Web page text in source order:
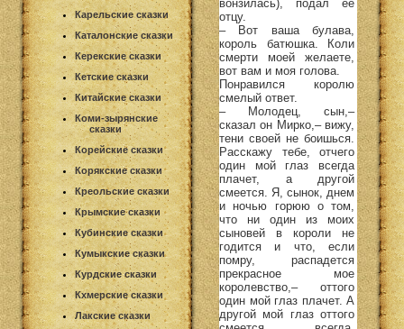
Карельские сказки
Каталонские сказки
Керекские сказки
Кетские сказки
Китайские сказки
Коми-зырянские
сказки
Корейские сказки
Корякские сказки
Креольские сказки
Крымские сказки
Кубинские сказки
Кумыкские сказки
Курдские сказки
Кхмерские сказки
Лакские сказки
вонзилась), подал ее
отцу.
– Вот ваша булава,
король батюшка. Коли
смерти моей желаете,
вот вам и моя голова.
Понравился королю
смелый ответ.
– Молодец, сын,–
сказал он Мирко,– вижу,
тени своей не боишься.
Расскажу тебе, отчего
один мой глаз всегда
плачет, а другой
смеется. Я, сынок, днем
и ночью горюю о том,
что ни один из моих
сыновей в короли не
годится и что, если
помру, распадется
прекрасное мое
королевство,– оттого
один мой глаз плачет. А
другой мой глаз оттого